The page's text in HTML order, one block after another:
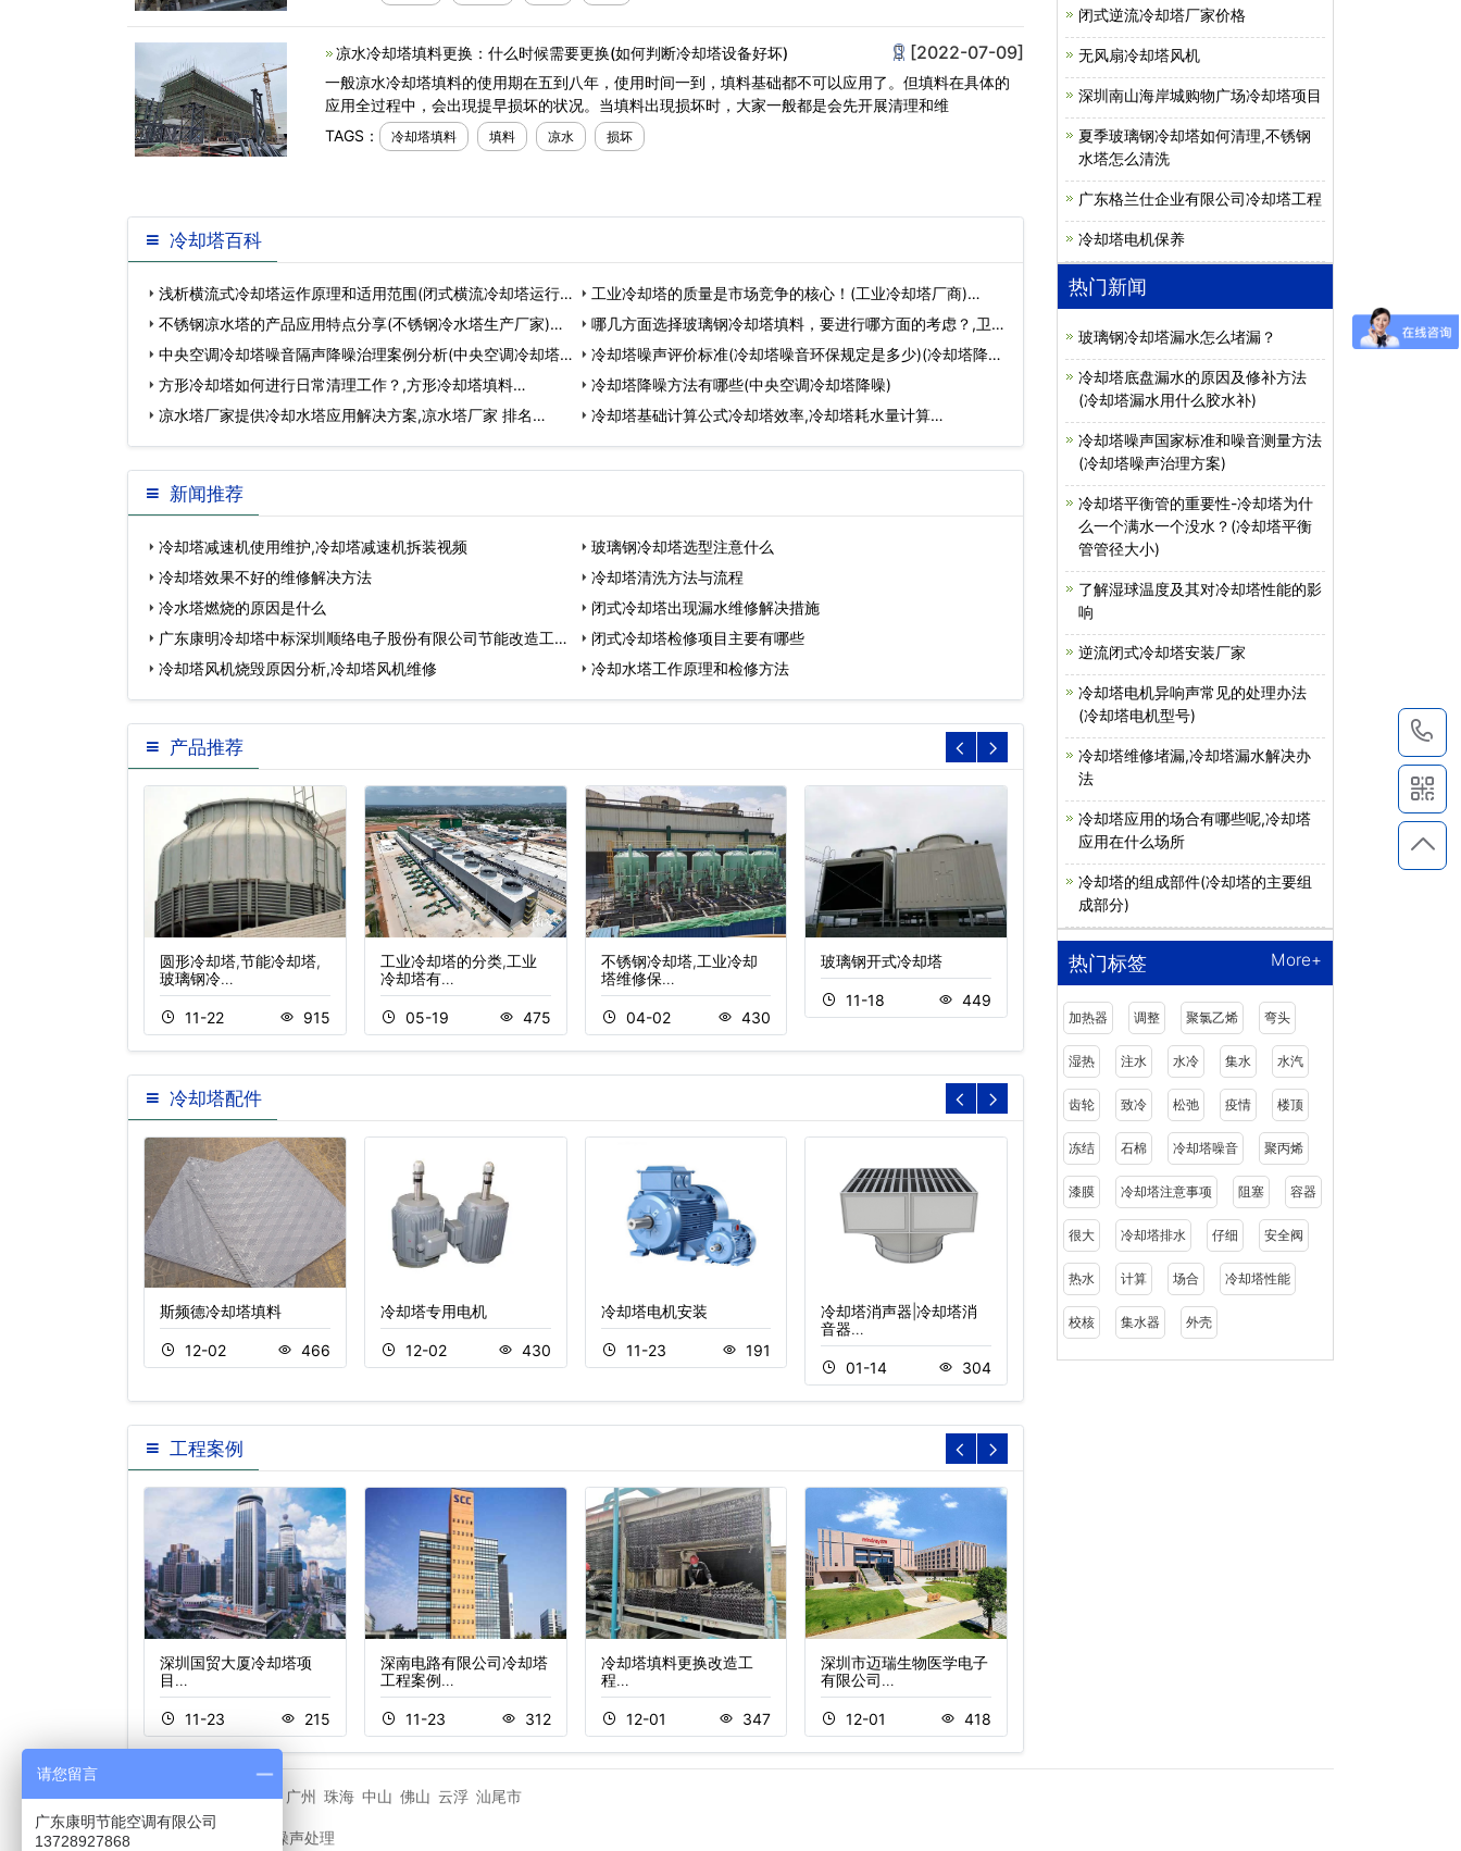
凉水冷却塔填料更换：什么时候需要更换(如何判断冷却塔设备好坏) [2022-07-09]
一般凉水冷却塔填料的使用期在五到八年，使用时间一到，填料基础都不可以应用了。但填料在具体的
应用全过程中，会出現提早损坏的状况。当填料出現损坏时，大家一般都是会先开展清理和维
TAGS：
冷却塔填料 填料 凉水 损坏
冷却塔百科
浅析横流式冷却塔运作原理和适用范围(闭式横流冷却塔运行原
理图)…
工业冷却塔的质量是市场竞争的核心！(工业冷却塔厂商)…
不锈钢凉水塔的产品应用特点分享(不锈钢冷水塔生产厂家)…
哪几方面选择玻璃钢冷却塔填料，要进行哪方面的考虑？,卫生
间玻璃有几种选…
中央空调冷却塔噪音隔声降噪治理案例分析(中央空调冷却塔噪
音标准)…
冷却塔噪声评价标准(冷却塔噪音环保规定是多少)(冷却塔降噪
声)…
方形冷却塔如何进行日常清理工作？,方形冷却塔填料…
冷却塔降噪方法有哪些(中央空调冷却塔降噪)
凉水塔厂家提供冷却水塔应用解决方案,凉水塔厂家 排名…
冷却塔基础计算公式冷却塔效率,冷却塔耗水量计算…
新闻推荐
冷却塔减速机使用维护,冷却塔减速机拆装视频
玻璃钢冷却塔选型注意什么
冷却塔效果不好的维修解决方法
冷却塔清洗方法与流程
冷水塔燃烧的原因是什么
闭式冷却塔出现漏水维修解决措施
广东康明冷却塔中标深圳顺络电子股份有限公司节能改造工
程…
闭式冷却塔检修项目主要有哪些
冷却塔风机烧毁原因分析,冷却塔风机维修
冷却水塔工作原理和检修方法
产品推荐
圆形冷却塔,节能冷却塔,
玻璃钢冷…
11-22 915
工业冷却塔的分类,工业
冷却塔有…
05-19 475
不锈钢冷却塔,工业冷却
塔维修保…
04-02 430
玻璃钢开式冷却塔
11-18 449
玻璃钢冷却塔,圆形冷却
塔生产厂…
03-18 342
逆流闭式冷却塔安装厂
11-16
冷却塔配件
斯频德冷却塔填料
12-02 466
冷却塔专用电机
12-02 430
冷却塔电机安装
11-23 191
冷却塔消声器|冷却塔消
音器…
01-14 304
WB系列冷却塔减速机器
工程案例
深圳国贸大厦冷却塔项
目…
11-23 215
深南电路有限公司冷却塔
工程案例…
11-23 312
冷却塔填料更换改造工
程…
12-01 347
深圳市迈瑞生物医学电子
有限公司…
12-01 418
闭式逆流冷却塔厂家价格
无风扇冷却塔风机
深圳南山海岸城购物广场冷却塔项目
夏季玻璃钢冷却塔如何清理,不锈钢
水塔怎么清洗
广东格兰仕企业有限公司冷却塔工程
冷却塔电机保养
热门新闻
玻璃钢冷却塔漏水怎么堵漏？
冷却塔底盘漏水的原因及修补方法
(冷却塔漏水用什么胶水补)
冷却塔噪声国家标准和噪音测量方法
(冷却塔噪声治理方案)
冷却塔平衡管的重要性-冷却塔为什
么一个满水一个没水？(冷却塔平衡
管管径大小)
了解湿球温度及其对冷却塔性能的影
响
逆流闭式冷却塔安装厂家
冷却塔电机异响声常见的处理办法
(冷却塔电机型号)
冷却塔维修堵漏,冷却塔漏水解决办
法
冷却塔应用的场合有哪些呢,冷却塔
应用在什么场所
冷却塔的组成部件(冷却塔的主要组
成部分)
热门标签 More+
加热器 调整 聚氯乙烯 弯头
湿热 注水 水冷 集水 水汽
齿轮 致冷 松弛 疫情 楼顶
冻结 石棉 冷却塔噪音 聚丙烯
漆膜 冷却塔注意事项 阻塞 容器
很大 冷却塔排水 仔细 安全阀
热水 计算 场合 冷却塔性能
校核 集水器 外壳
相关城市 潮州市 广州 珠海 中山 佛山 云浮 汕尾市
冷却塔噪声处理
请您留言
广东康明节能空调有限公司
13728927868